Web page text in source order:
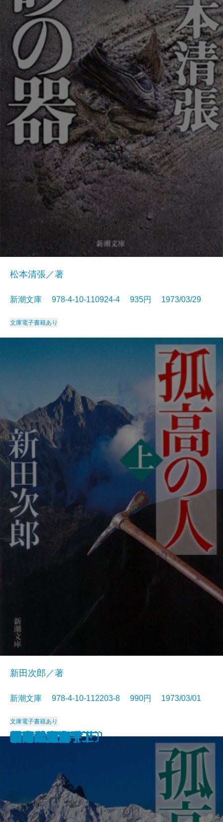
西郷と大久保
惜別
冬の旅
気まぐれ指数
新史 太閤記〔上〕
新史 太閤記〔下〕
塩狩峠
砂の器〔下〕
砂の器〔上〕
松本清張／著
新潮文庫 978-4-10-110924-4 935円 1973/03/29
文庫電子書籍あり
孤高の人〔上〕
新田次郎／著
新潮文庫 978-4-10-112203-8 990円 1973/03/01
文庫電子書籍あり
孤高の人〔下〕
山本五十六〔上〕
山本五十六〔下〕
谷間の百合
時間の習俗
二十世紀旗手
額田女王
影の地帯
グッド・バイ
ひとごろし